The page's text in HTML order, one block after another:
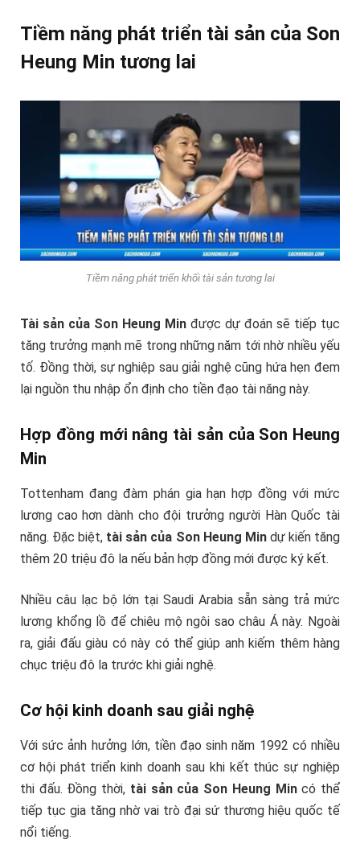
Tiềm năng phát triển tài sản của Son
Heung Min tương lai
Tiềm năng phát triển khối tài sản tương lai
Tài sản của Son Heung Min được dự đoán sẽ tiếp tục
tăng trưởng mạnh mẽ trong những năm tới nhờ nhiều yếu
tố. Đồng thời, sự nghiệp sau giải nghệ cũng hứa hẹn đem
lại nguồn thu nhập ổn định cho tiền đạo tài năng này.
Hợp đồng mới nâng tài sản của Son Heung
Min
Tottenham đang đàm phán gia hạn hợp đồng với mức
lương cao hơn dành cho đội trưởng người Hàn Quốc tài
năng. Đặc biệt, tài sản của Son Heung Mindự kiến tăng
thêm 20 triệu đô la nếu bản hợp đồng mới được ký kết.
Nhiều câu lạc bộ lớn tại Saudi Arabia sẵn sàng trả mức
lương khổng lồ để chiêu mộ ngôi sao châu Á này. Ngoài
ra, giải đấu giàu có này có thể giúp anh kiếm thêm hàng
chục triệu đô la trước khi giải nghệ.
Cơ hội kinh doanh sau giải nghệ
Với sức ảnh hưởng lớn, tiền đạo sinh năm 1992 có nhiều
cơ hội phát triển kinh doanh sau khi kết thúc sự nghiệp
thi đấu. Đồng thời, tài sản của Son Heung Mincó thể
tiếp tục gia tăng nhờ vai trò đại sứ thương hiệu quốc tế
nổi tiếng.